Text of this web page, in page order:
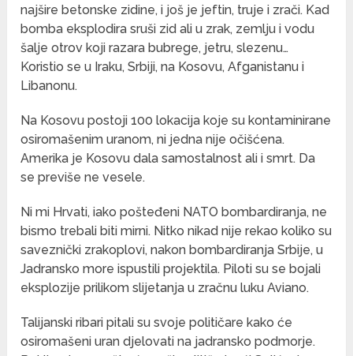
najšire betonske zidine, i još je jeftin, truje i zrači. Kad
bomba eksplodira sruši zid ali u zrak, zemlju i vodu
šalje otrov koji razara bubrege, jetru, slezenu…
Koristio se u Iraku, Srbiji, na Kosovu, Afganistanu i
Libanonu.
Na Kosovu postoji 100 lokacija koje su kontaminirane
osiromašenim uranom, ni jedna nije očišćena.
Amerika je Kosovu dala samostalnost ali i smrt. Da
se previše ne vesele.
Ni mi Hrvati, iako pošteđeni NATO bombardiranja, ne
bismo trebali biti mirni. Nitko nikad nije rekao koliko su
saveznički zrakoplovi, nakon bombardiranja Srbije, u
Jadransko more ispustili projektila. Piloti su se bojali
eksplozije prilikom slijetanja u zračnu luku Aviano.
Talijanski ribari pitali su svoje političare kako će
osiromašeni uran djelovati na jadransko podmorje.